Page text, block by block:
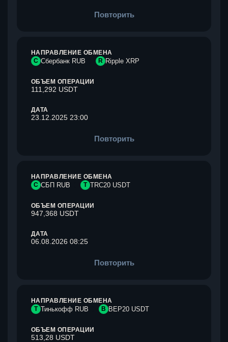
Повторить
НАПРАВЛЕНИЕ ОБМЕНА
С Сбербанк RUB R Ripple XRP
ОБЪЕМ ОПЕРАЦИИ
111,292 USDT
ДАТА
23.12.2025 23:00
Повторить
НАПРАВЛЕНИЕ ОБМЕНА
С СБП RUB T TRC20 USDT
ОБЪЕМ ОПЕРАЦИИ
947,368 USDT
ДАТА
06.08.2026 08:25
Повторить
НАПРАВЛЕНИЕ ОБМЕНА
Т Тинькофф RUB B BEP20 USDT
ОБЪЕМ ОПЕРАЦИИ
513,28 USDT